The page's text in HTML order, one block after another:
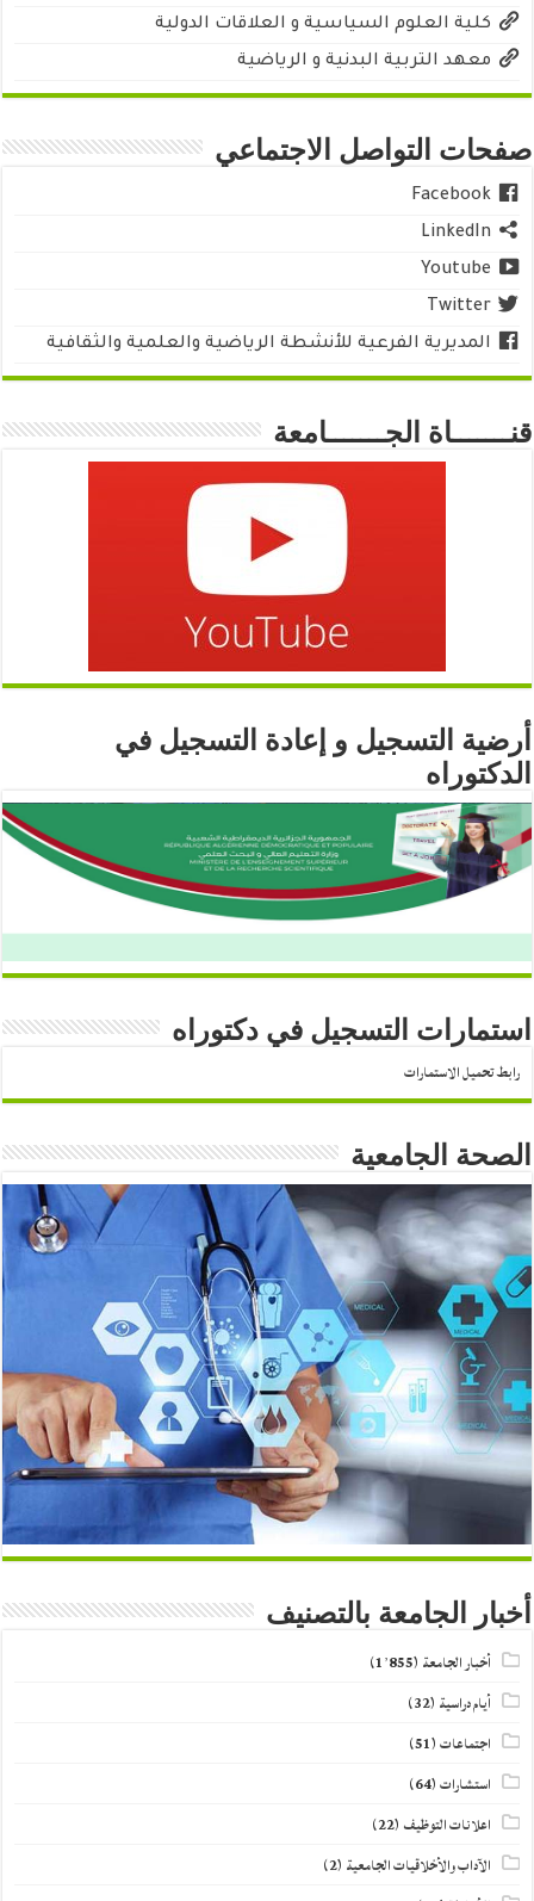
كلية العلوم السياسية و العلاقات الدولية
معهد التربية البدنية و الرياضية
صفحات التواصل الاجتماعي
Facebook
LinkedIn
Youtube
Twitter
المديرية الفرعية للأنشطة الرياضية والعلمية والثقافية
قنـــــــاة الجـــــــامعة
أرضية التسجيل و إعادة التسجيل في
الدكتوراه
استمارات التسجيل في دكتوراه
رابط تحميل الاستمارات
الصحة الجامعية
أخبار الجامعة بالتصنيف
أخبار الجامعة (1٬855)
أيام دراسية (32)
اجتماعات(51)
استشارات(64)
اعلانات التوظيف (22)
الآداب والأخلاقيات الجامعية (2)